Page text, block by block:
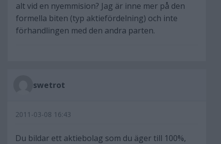
alt vid en nyemmision? Jag är inne mer på den
formella biten (typ aktiefördelning) och inte
förhandlingen med den andra parten.
swetrot
2011-03-08 16:43
Du bildar ett aktiebolag som du äger till 100%,